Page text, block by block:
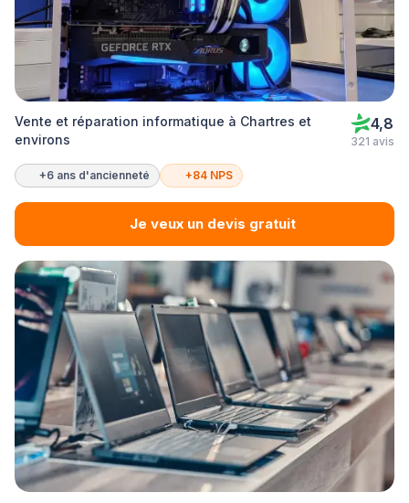
Vente et réparation informatique à Chartres et
environs
4,8
321 avis
+6 ans d'ancienneté +84 NPS
Je veux un devis gratuit